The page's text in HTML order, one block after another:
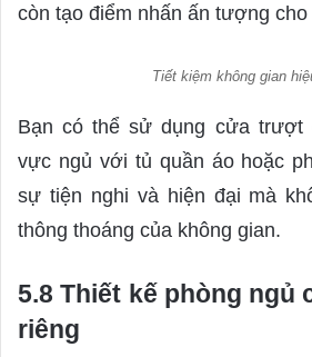
còn tạo điểm nhấn ấn tượng cho
Tiết kiệm không gian
Bạn có thể sử dụng cửa trượt
vực ngủ với tủ quần áo hoặc
sự tiện nghi và hiện đại mà
thông thoáng của không gian.
5.8 Thiết kế phòng ngủ
riêng